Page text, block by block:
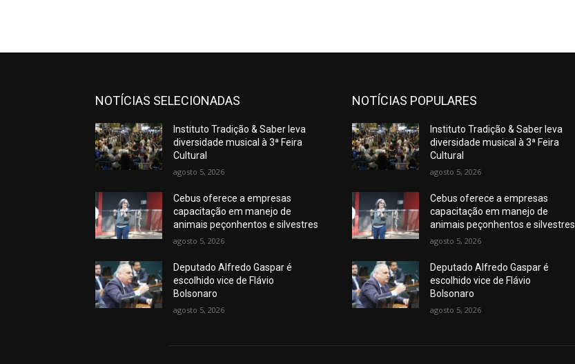
NOTÍCIAS SELECIONADAS
Instituto Tradição & Saber leva
diversidade musical à 3ª Feira
Cultural
agosto 5, 2026
Cebus oferece a empresas
capacitação em manejo de
animais peçonhentos e silvestres
agosto 5, 2026
Deputado Alfredo Gaspar é
escolhido vice de Flávio
Bolsonaro
agosto 5, 2026
NOTÍCIAS POPULARES
Instituto Tradição & Saber leva
diversidade musical à 3ª Feira
Cultural
agosto 5, 2026
Cebus oferece a empresas
capacitação em manejo de
animais peçonhentos e silvestres
agosto 5, 2026
Deputado Alfredo Gaspar é
escolhido vice de Flávio
Bolsonaro
agosto 5, 2026